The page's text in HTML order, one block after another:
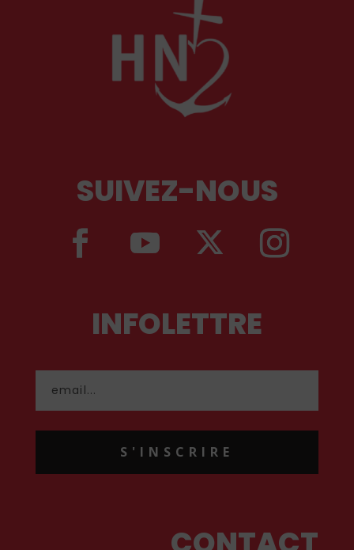
SUIVEZ-NOUS
INFOLETTRE
S'INSCRIRE